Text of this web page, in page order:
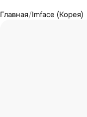
Главная/Imface (Корея)